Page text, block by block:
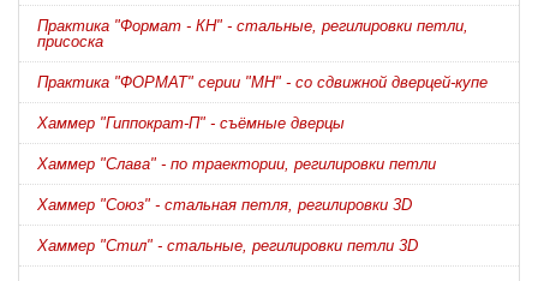
Практика "Формат - КН" - стальные, регилировки петли,
присоска
Практика "ФОРМАТ" серии "МН" - со сдвижной дверцей-купе
Хаммер "Гиппократ-П" - съёмные дверцы
Хаммер "Слава" - по траектории, регилировки петли
Хаммер "Союз" - стальная петля, регилировки 3D
Хаммер "Стил" - стальные, регилировки петли 3D